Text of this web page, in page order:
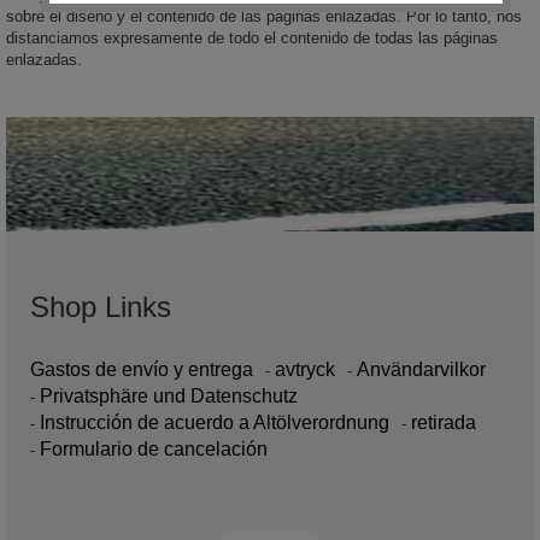
sobre el diseño y el contenido de las páginas enlazadas. Por lo tanto, nos
distanciamos expresamente de todo el contenido de todas las páginas
enlazadas.
Shop Links
Gastos de envío y entrega avtryck
Användarvilkor
Privatsphäre und Datenschutz
Instrucción de acuerdo a Altölverordnung
retirada
Formulario de cancelación